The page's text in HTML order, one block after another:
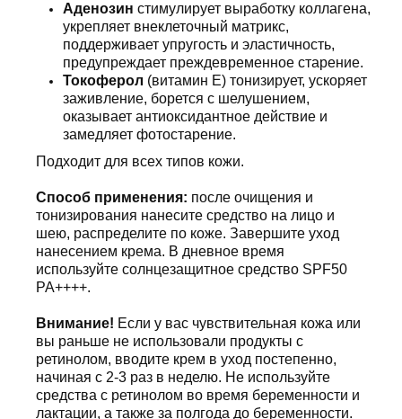
Аденозин стимулирует выработку коллагена,
укрепляет внеклеточный матрикс,
поддерживает упругость и эластичность,
предупреждает преждевременное старение.
Токоферол (витамин Е) тонизирует, ускоряет
заживление, борется с шелушением,
оказывает антиоксидантное действие и
замедляет фотостарение.
Подходит для всех типов кожи.
Способ применения: после очищения и
тонизирования нанесите средство на лицо и
шею, распределите по коже. Завершите уход
нанесением крема. В дневное время
используйте солнцезащитное средство SPF50
PA++++.
Внимание! Если у вас чувствительная кожа или
вы раньше не использовали продукты с
ретинолом, вводите крем в уход постепенно,
начиная с 2-3 раз в неделю. Не используйте
средства с ретинолом во время беременности и
лактации, а также за полгода до беременности.